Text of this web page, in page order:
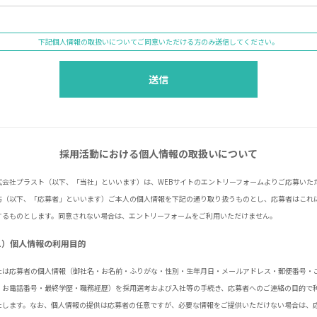
下記個人情報の取扱いについてご同意いただける方のみ送信してください。
採用活動における個人情報の取扱いについて
会社プラスト（以下、「当社」といいます）は、WEBサイトのエントリーフォームよりご応募いた
（以下、「応募者」といいます）ご本人の個人情報を下記の通り取り扱うものとし、応募者はこれ
るものとします。同意されない場合は、エントリーフォームをご利用いただけません。
）個人情報の利用目的
は応募者の個人情報（御社名・お名前・ふりがな・性別・生年月日・メールアドレス・郵便番号・
お電話番号・最終学歴・職務経歴）を採用選考および入社等の手続き、応募者へのご連絡の目的で
します。なお、個人情報の提供は応募者の任意ですが、必要な情報をご提供いただけない場合は、